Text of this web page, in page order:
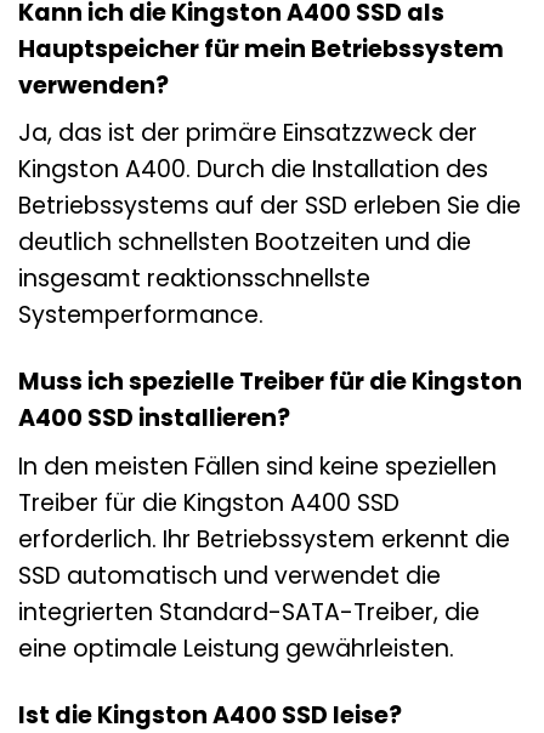
Kann ich die Kingston A400 SSD als
Hauptspeicher für mein Betriebssystem
verwenden?
Ja, das ist der primäre Einsatzzweck der
Kingston A400. Durch die Installation des
Betriebssystems auf der SSD erleben Sie die
deutlich schnellsten Bootzeiten und die
insgesamt reaktionsschnellste
Systemperformance.
Muss ich spezielle Treiber für die Kingston
A400 SSD installieren?
In den meisten Fällen sind keine speziellen
Treiber für die Kingston A400 SSD
erforderlich. Ihr Betriebssystem erkennt die
SSD automatisch und verwendet die
integrierten Standard-SATA-Treiber, die
eine optimale Leistung gewährleisten.
Ist die Kingston A400 SSD leise?